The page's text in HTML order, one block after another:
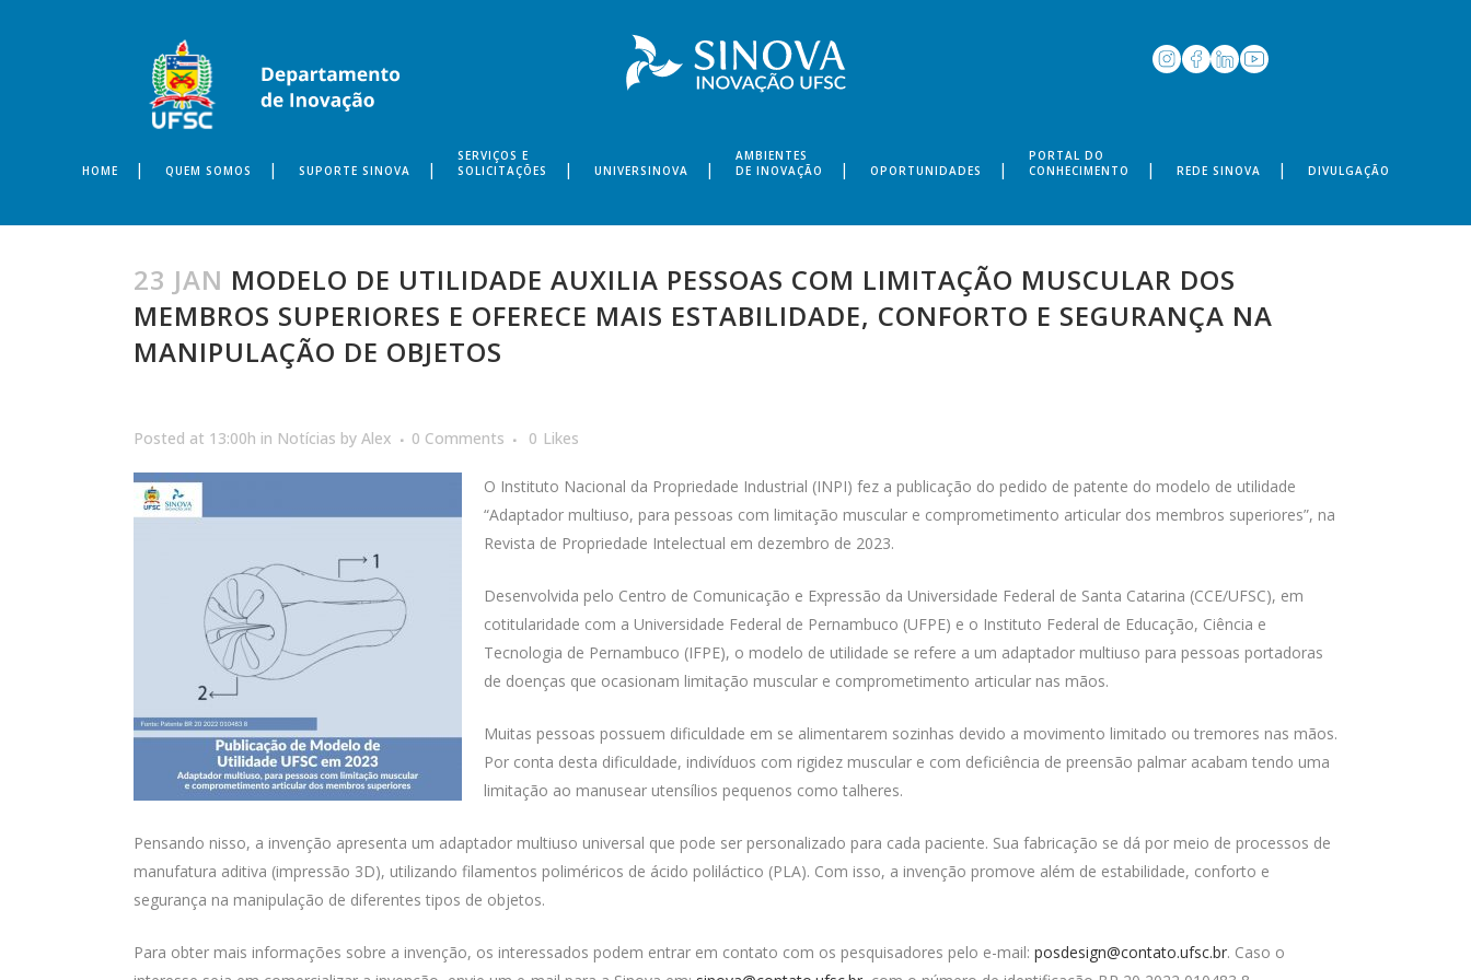
HOME QUEM SOMOS SUPORTE SINOVA
SERVIÇOS E
SOLICITAÇÕES
UNIVERSINOVA
AMBIENTES
DE INOVAÇÃO
OPORTUNIDADES
PORTAL DO
CONHECIMENTO
REDE SINOVA DIVULGAÇÃO
23 JAN MODELO DE UTILIDADE AUXILIA PESSOAS COM LIMITAÇÃO MUSCULAR DOS
MEMBROS SUPERIORES E OFERECE MAIS ESTABILIDADE, CONFORTO E SEGURANÇA NA
MANIPULAÇÃO DE OBJETOS
Posted at 13:00h in Notícias by Alex 0 Comments 0 Likes
O Instituto Nacional da Propriedade Industrial (INPI) fez a publicação do pedido de patente do modelo de utilidade
“Adaptador multiuso, para pessoas com limitação muscular e comprometimento articular dos membros superiores”, na
Revista de Propriedade Intelectual em dezembro de 2023.
Desenvolvida pelo Centro de Comunicação e Expressão da Universidade Federal de Santa Catarina (CCE/UFSC), em
cotitularidade com a Universidade Federal de Pernambuco (UFPE) e o Instituto Federal de Educação, Ciência e
Tecnologia de Pernambuco (IFPE), o modelo de utilidade se refere a um adaptador multiuso para pessoas portadoras
de doenças que ocasionam limitação muscular e comprometimento articular nas mãos.
Muitas pessoas possuem dificuldade em se alimentarem sozinhas devido a movimento limitado ou tremores nas mãos.
Por conta desta dificuldade, indivíduos com rigidez muscular e com deficiência de preensão palmar acabam tendo uma
limitação ao manusear utensílios pequenos como talheres.
Pensando nisso, a invenção apresenta um adaptador multiuso universal que pode ser personalizado para cada paciente. Sua fabricação se dá por meio de processos de
manufatura aditiva (impressão 3D), utilizando filamentos poliméricos de ácido poliláctico (PLA). Com isso, a invenção promove além de estabilidade, conforto e
segurança na manipulação de diferentes tipos de objetos.
Para obter mais informações sobre a invenção, os interessados podem entrar em contato com os pesquisadores pelo e-mail: posdesign@contato.ufsc.br. Caso o